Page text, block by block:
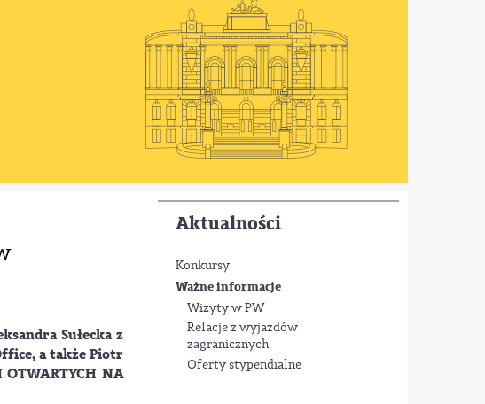
Aktualności
Konkursy
Ważne informacje
Wizyty w PW
Relacje z wyjazdów
zagranicznych
Oferty stypendialne
Sułecka z
a także Piotr
NA